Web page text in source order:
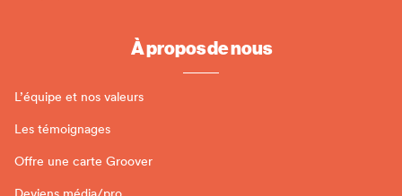
À propos de nous
L’équipe et nos valeurs
Les témoignages
Offre une carte Groover
Deviens média/pro